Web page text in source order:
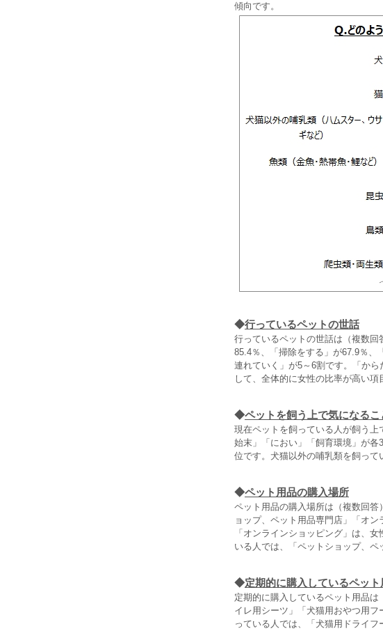
傾向です。
◆行っているペットの世話
行っているペットの世話は（複数
85.4％、「掃除をする」が67.9％、
連れていく」が5～6割です。「か
して、全体的に女性の比率が高い項
◆ペットを飼う上で気になるこ
現在ペットを飼っている人が飼う
始末」「におい」「飼育環境」が
位です。犬猫以外の哺乳類を飼って
◆ペット用品の購入場所
ペット用品の購入場所は（複数回
ョップ、ペット用品専門店」「オ
「オンラインショッピング」は、
いる人では、「ペットショップ、ペ
◆定期的に購入しているペット
定期的に購入しているペット用品
イレ用シーツ」「犬猫用おやつ用
っている人では、「犬猫用ドライ